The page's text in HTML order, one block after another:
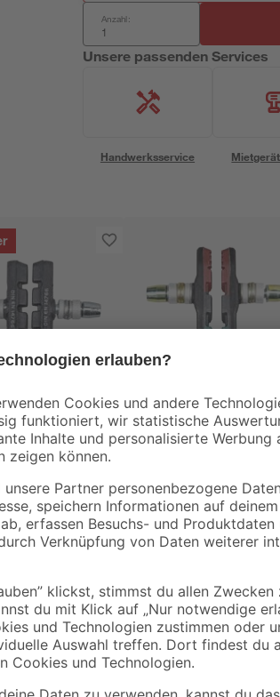
Anzahl:
Unsere passenden Services
Handwerksservice
€
Fischer Fahrrad
Allwetter-
11,99€
Die Bremse „V-brake“ von
hinten verwendet werden. Im
gute Bremsleistung. Außerdem